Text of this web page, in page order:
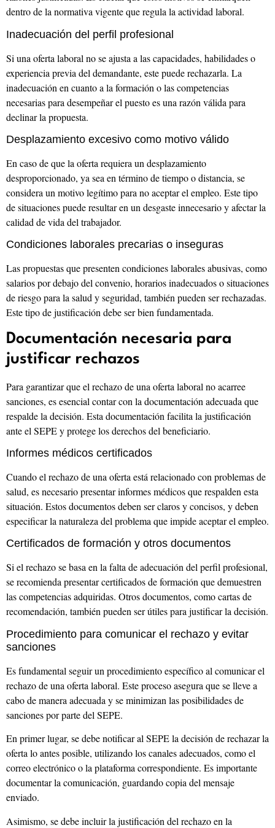
dentro de la normativa vigente que regula la actividad laboral.
Inadecuación del perfil profesional
Si una oferta laboral no se ajusta a las capacidades, habilidades o
experiencia previa del demandante, este puede rechazarla. La
inadecuación en cuanto a la formación o las competencias
necesarias para desempeñar el puesto es una razón válida para
declinar la propuesta.
Desplazamiento excesivo como motivo válido
En caso de que la oferta requiera un desplazamiento
desproporcionado, ya sea en término de tiempo o distancia, se
considera un motivo legítimo para no aceptar el empleo. Este tipo
de situaciones puede resultar en un desgaste innecesario y afectar la
calidad de vida del trabajador.
Condiciones laborales precarias o inseguras
Las propuestas que presenten condiciones laborales abusivas, como
salarios por debajo del convenio, horarios inadecuados o situaciones
de riesgo para la salud y seguridad, también pueden ser rechazadas.
Este tipo de justificación debe ser bien fundamentada.
Documentación necesaria para
justificar rechazos
Para garantizar que el rechazo de una oferta laboral no acarree
sanciones, es esencial contar con la documentación adecuada que
respalde la decisión. Esta documentación facilita la justificación
ante el SEPE y protege los derechos del beneficiario.
Informes médicos certificados
Cuando el rechazo de una oferta está relacionado con problemas de
salud, es necesario presentar informes médicos que respalden esta
situación. Estos documentos deben ser claros y concisos, y deben
especificar la naturaleza del problema que impide aceptar el empleo.
Certificados de formación y otros documentos
Si el rechazo se basa en la falta de adecuación del perfil profesional,
se recomienda presentar certificados de formación que demuestren
las competencias adquiridas. Otros documentos, como cartas de
recomendación, también pueden ser útiles para justificar la decisión.
Procedimiento para comunicar el rechazo y evitar
sanciones
Es fundamental seguir un procedimiento específico al comunicar el
rechazo de una oferta laboral. Este proceso asegura que se lleve a
cabo de manera adecuada y se minimizan las posibilidades de
sanciones por parte del SEPE.
En primer lugar, se debe notificar al SEPE la decisión de rechazar la
oferta lo antes posible, utilizando los canales adecuados, como el
correo electrónico o la plataforma correspondiente. Es importante
documentar la comunicación, guardando copia del mensaje
enviado.
Asimismo, se debe incluir la justificación del rechazo en la